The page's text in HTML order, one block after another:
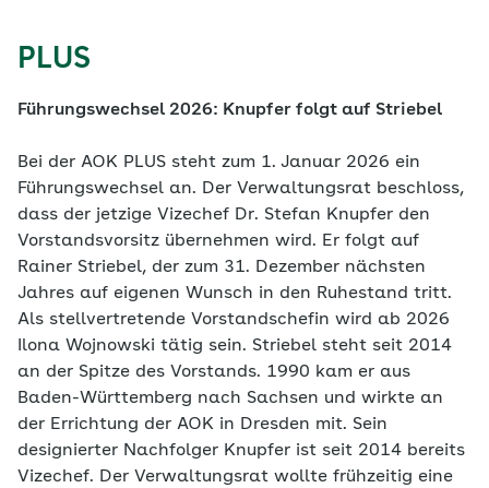
PLUS
Führungswechsel 2026: Knupfer folgt auf Striebel
Bei der AOK PLUS steht zum 1. Januar 2026 ein
Führungswechsel an. Der Verwaltungsrat beschloss,
dass der jetzige Vizechef Dr. Stefan Knupfer den
Vorstandsvorsitz übernehmen wird. Er folgt auf
Rainer Striebel, der zum 31. Dezember nächsten
Jahres auf eigenen Wunsch in den Ruhestand tritt.
Als stellvertretende Vorstandschefin wird ab 2026
Ilona Wojnowski tätig sein. Striebel steht seit 2014
an der Spitze des Vorstands. 1990 kam er aus
Baden-Württemberg nach Sachsen und wirkte an
der Errichtung der AOK in Dresden mit. Sein
designierter Nachfolger Knupfer ist seit 2014 bereits
Vizechef. Der Verwaltungsrat wollte frühzeitig eine